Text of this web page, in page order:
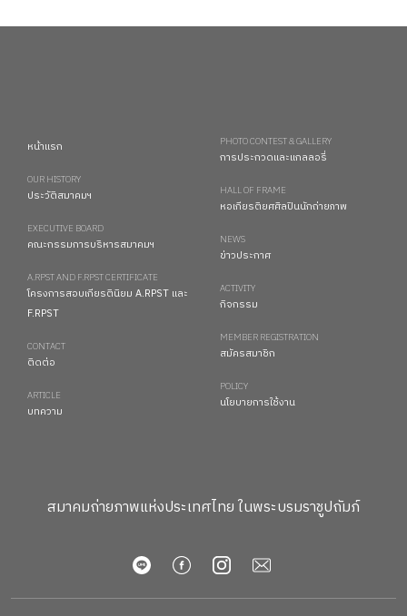
หน้าแรก
OUR HISTORY
ประวัติสมาคมฯ
EXECUTIVE BOARD
คณะกรรมการบริหารสมาคมฯ
A.RPST AND F.RPST CERTIFICATE
โครงการสอบเกียรตินิยม A.RPST และ
F.RPST
CONTACT
ติดต่อ
ARTICLE
บทความ
PHOTO CONTEST & GALLERY
การประกวดและแกลลอรี่
HALL OF FRAME
หอเกียรติยศศิลปินนักถ่ายภาพ
NEWS
ข่าวประกาศ
ACTIVITY
กิจกรรม
MEMBER REGISTRATION
สมัครสมาชิก
POLICY
นโยบายการใช้งาน
สมาคมถ่ายภาพแห่งประเทศไทย ในพระบรมราชูปถัมภ์